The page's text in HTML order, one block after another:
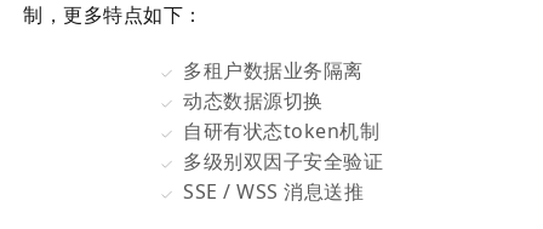
制，更多特点如下：
多租户数据业务隔离
动态数据源切换
自研有状态token机制
多级别双因子安全验证
SSE / WSS 消息送推